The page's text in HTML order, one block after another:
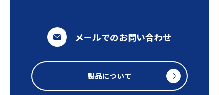
メールでのお問い合わせ
製品について